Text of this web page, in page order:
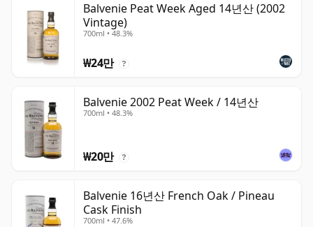
Balvenie Peat Week Aged 14년산 (2002
Vintage)
700ml • 48.3%
₩24만 ?
Balvenie 2002 Peat Week / 14년산
700ml • 48.3%
₩20만 ?
Balvenie 16년산 French Oak / Pineau
Cask Finish
700ml • 47.6%